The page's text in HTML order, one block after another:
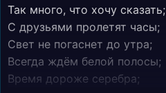
Так много, что хочу сказать;
С друзьями пролетят часы;
Свет не погаснет до утра;
Всегда ждём белой полосы;
Время дороже серебра;